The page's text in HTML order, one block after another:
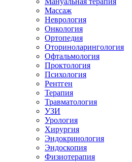
Массаж
Неврология
Онкология
Ортопедия
Оториноларингология
Офтальмология
Проктология
Психология
Рентген
Терапия
Травматология
УЗИ
Урология
Хирургия
Эндокринология
Эндоскопия
Физиотерапия